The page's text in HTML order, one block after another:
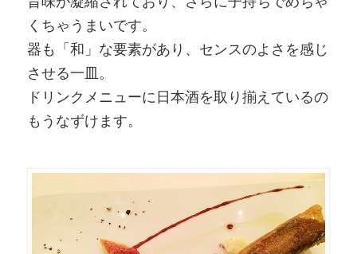
くちゃうまいです。
器も「和」な要素があり、センスのよさを感じ
させる一皿。
ドリンクメニューに日本酒を取り揃えているの
もうなずけます。